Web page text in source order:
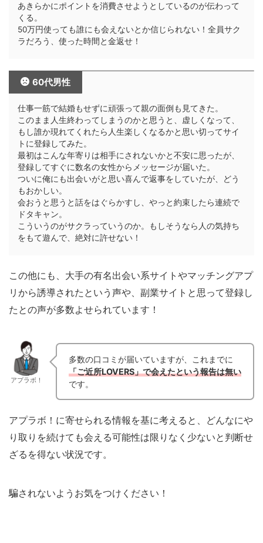
あきらかにポイントを消費させようとしているのが伝わって
くる。
50万円使っても誰にも会えないとか信じられない！全員サク
ラだろう、使った時間と金返せ！
60代男性
仕事一筋で結婚もせずに頑張って親の面倒も見てきた。
このまま人生終わってしまうのかと思うと、虚しくなって、
もし誰か現れてくれたら人生楽しくなるかと思い切ってサイ
トに登録してみた。
最初はこんな年寄りは相手にされないかと不安に思ったが、
登録してすぐに数名の女性からメッセージが届いた。
ついに俺にも出会いがと思い喜んで返事をしていたが、どう
もおかしい。
会おうと思うと話をはぐらかすし、やっと約束したら連続で
ドタキャン。
こういうのがサクラっていうのか。もしそうなら人の気持ち
をもて遊んで、絶対に許せない！
この他にも、大手の有名出会い系サイトやマッチングアプ
リから誘導されたという声や、副業サイトと思って登録し
たとの声が多数よせられています！
アプラボ！
多数の口コミが届いていますが、これまでに
「ご近所LOVERS」で会えたという報告は無い
です。
アプラボ！に寄せられる情報を基に考えると、どんなにや
り取りを続けても会える可能性は限りなく少ないと判断せ
ざるを得ない状況です。
騙されないようお気をつけください！